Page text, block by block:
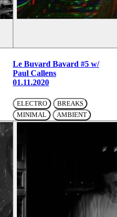
Le Buvard Bavard #5 w/
Paul Callens
01.11.2020
ELECTRO
BREAKS
MINIMAL
AMBIENT